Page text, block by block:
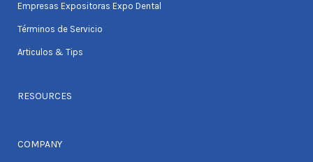
Empresas Expositoras Expo Dental
Términos de Servicio
Articulos & Tips
RESOURCES
COMPANY